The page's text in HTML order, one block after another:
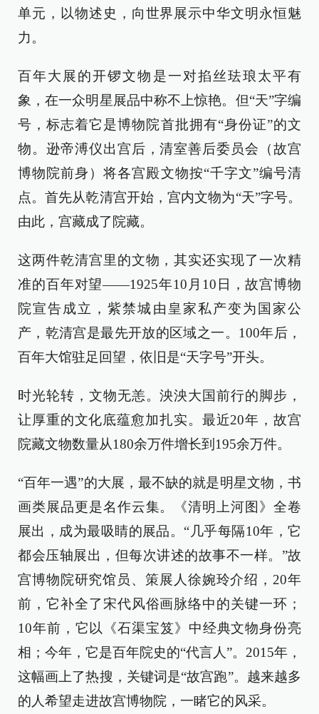
单元，以物述史，向世界展示中华文明永恒魅
力。
百年大展的开锣文物是一对掐丝珐琅太平有
象，在一众明星展品中称不上惊艳。但“天”字编
号，标志着它是博物院首批拥有“身份证”的文
物。逊帝溥仪出宫后，清室善后委员会（故宫
博物院前身）将各宫殿文物按“千字文”编号清
点。首先从乾清宫开始，宫内文物为“天”字号。
由此，宫藏成了院藏。
这两件乾清宫里的文物，其实还实现了一次精
准的百年对望——1925年10月10日，故宫博物
院宣告成立，紫禁城由皇家私产变为国家公
产，乾清宫是最先开放的区域之一。100年后，
百年大馆驻足回望，依旧是“天字号”开头。
时光轮转，文物无恙。泱泱大国前行的脚步，
让厚重的文化底蕴愈加扎实。最近20年，故宫
院藏文物数量从180余万件增长到195余万件。
“百年一遇”的大展，最不缺的就是明星文物，书
画类展品更是名作云集。《清明上河图》全卷
展出，成为最吸睛的展品。“几乎每隔10年，它
都会压轴展出，但每次讲述的故事不一样。”故
宫博物院研究馆员、策展人徐婉玲介绍，20年
前，它补全了宋代风俗画脉络中的关键一环；
10年前，它以《石渠宝笈》中经典文物身份亮
相；今年，它是百年院史的“代言人”。2015年，
这幅画上了热搜，关键词是“故宫跑”。越来越多
的人希望走进故宫博物院，一睹它的风采。